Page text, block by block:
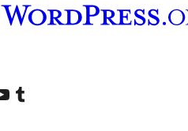
ネルへ Tumblr アカウントへ